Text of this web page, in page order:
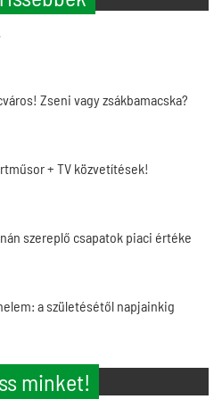
Zseni vagy zsákbamacska?
+ TV közvetítések!
szereplő csapatok piaci értéke
a születésétől napjainkig
minket!